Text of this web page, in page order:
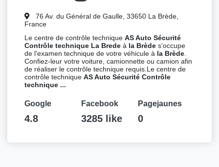
76 Av. du Général de Gaulle, 33650 La Brède,
France
Le centre de contrôle techniqueAS Auto Sécurité
Contrôle technique La Brede à la Brède s’occupe
de l'examen technique de votre véhicule à la Brède.
Confiez-leur votre voiture, camionnette ou camion afin
de réaliser le contrôle technique requis.Le centre de
contrôle techniqueAS Auto Sécurité Contrôle
technique ...
Google
4.8
Facebook
3285 like
Pagejaunes
0